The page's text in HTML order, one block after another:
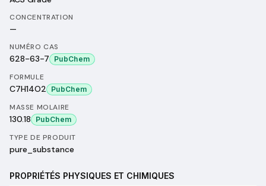
CONCENTRATION
—
NUMÉRO CAS
628-63-7 PubChem
FORMULE
C7H14O2 PubChem
MASSE MOLAIRE
130.18 PubChem
TYPE DE PRODUIT
pure_substance
PROPRIÉTÉS PHYSIQUES ET CHIMIQUES